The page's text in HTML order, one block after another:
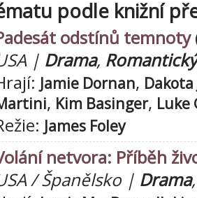
podle knižní
odstínů temnoty
| Drama, Romantický
Jamie Dornan,
, Kim Basinger, Luke
James Foley
netvora: Příběh
/ Španělsko | Drama